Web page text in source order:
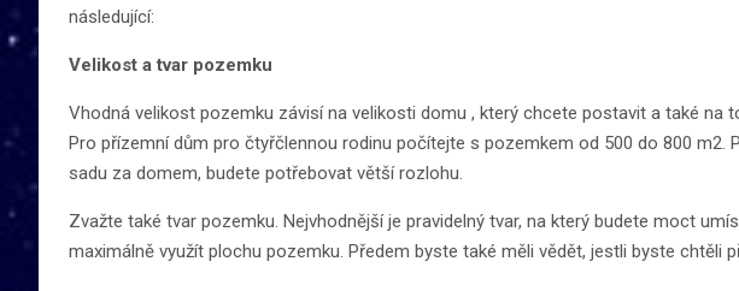
následující:
Velikost a tvar pozemku
Vhodná velikost pozemku závisí na velikosti domu , který chcete postavit a také na
Pro přízemní dům pro čtyřčlennou rodinu počítejte s pozemkem od 500 do 800 m2.
sadu za domem, budete potřebovat větší rozlohu.
Zvažte také tvar pozemku. Nejvhodnější je pravidelný tvar, na který budete moct
maximálně využít plochu pozemku. Předem byste také měli vědět, jestli byste chtěli